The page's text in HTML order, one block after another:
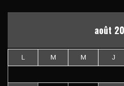
août
L M M J